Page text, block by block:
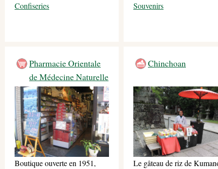
Confiseries
Souvenirs
Pharmacie Orientale
de Médecine Naturelle
Boutique ouverte en 1951,
Chinchoan
Le gâteau de riz de